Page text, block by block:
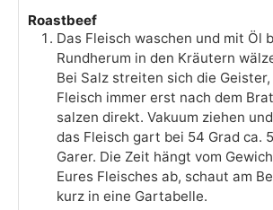
Roastbeef
Das Fleisch waschen und mit Öl
Rundherum in den Kräutern
Bei Salz streiten sich die
Fleisch immer erst nach dem
salzen direkt. Vakuum ziehen
das Fleisch gart bei 54 Grad ca.
Garer. Die Zeit hängt vom
Eures Fleisches ab, schaut am
kurz in eine Gartabelle.